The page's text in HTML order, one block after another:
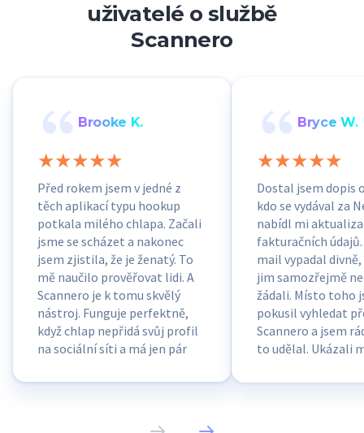
uživatelé o službě
Scannero
Brooke K.
Před rokem jsem v jedné z
těch aplikací typu hookup
potkala milého chlapa. Začali
jsme se scházet a nakonec
jsem zjistila, že je ženatý. To
mě naučilo prověřovat lidi. A
Scannero je k tomu skvělý
nástroj. Funguje perfektně,
když chlap nepřidá svůj profil
na sociální síti a má jen pár
Bryce W.
Dostal jsem dopis
kdo se vydával za
nabídl mi
fakturačních
mail vypadal
jim samozřejmě
žádali. Místo toho
pokusil vyhledat
Scannero a jsem
to udělal. Ukázali
krádeži osobních